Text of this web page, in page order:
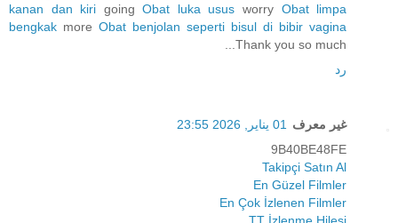
kanan dan kiri goingObat luka usus worry Obat limpa
bengkak more Obat benjolan seperti bisul di bibir vagina
Thank you so much...
رد
غير معرف
01 يناير, 2026 23:55
9B40BE48FE
Takipçi Satın Al
En Güzel Filmler
En Çok İzlenen Filmler